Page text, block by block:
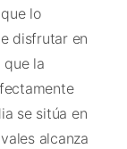
lo
disfrutar en
que la
se sitúa en
alcanza